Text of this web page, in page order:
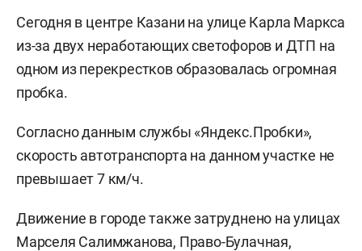
Сегодня в центре Казани на улице Карла Маркса
из-за двух неработающих светофоров и ДТП на
одном из перекрестков образовалась огромная
пробка.
Согласно данным службы «Яндекс.Пробки»,
скорость автотранспорта на данном участке не
превышает 7 км/ч.
Движение в городе также затруднено на улицах
Марселя Салимжанова, Право-Булачная,